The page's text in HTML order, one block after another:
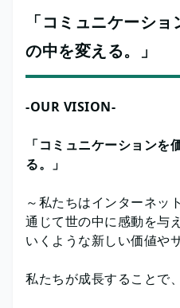
「コミュニケーシ
の中を変える。」
-OUR VISION-
「コミュニケーションを
る。」
～私たちはインターネッ
通じて世の中に感動を与
いくような新しい価値や
私たちが成長することで